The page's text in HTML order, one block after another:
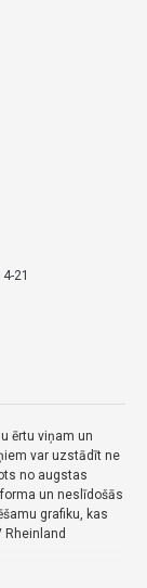
21
ērtu viņam un
var uzstādīt ne
no augstas
un neslīdošās
grafiku, kas